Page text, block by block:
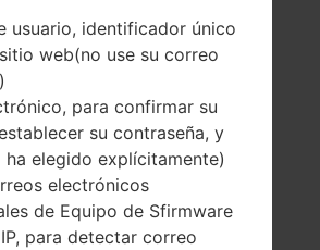
usuario, identificador único
web(no use su correo
para confirmar su
su contraseña, y
ha elegido explícitamente)
electrónicos
de Equipo de Sfirmware
para detectar correo